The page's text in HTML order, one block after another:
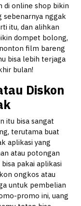
di online shop bikin
sebenarnya nggak
itu, dan alihkan
dompet bolong,
film bareng
bisa lebih terjaga
bulan!
Diskon
itu bisa sangat
terutama buat
aplikasi yang
atau potongan
pakai aplikasi
ongkos atau
untuk pembelian
promo ini, uang